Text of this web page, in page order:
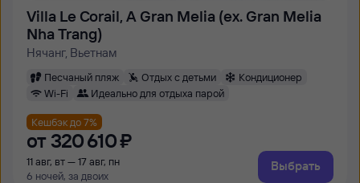
Villa Le Corail, A Gran Melia (ex. Gran Melia
Nha Trang)
Нячанг, Вьетнам
Песчаный пляж Отдых с детьми
Кондиционер
Wi-Fi
Идеально для отдыха парой
Кешбэк до 7%
от 320 ⁠610 ⁠₽
11 авг, вт — 17 авг, пн
6 ночей, за двоих
Выбрать